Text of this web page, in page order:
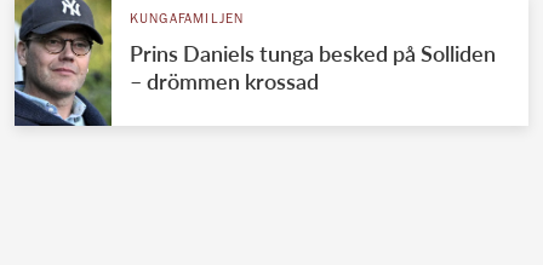
KUNGAFAMILJEN
Prins Daniels tunga besked på Solliden
– drömmen krossad